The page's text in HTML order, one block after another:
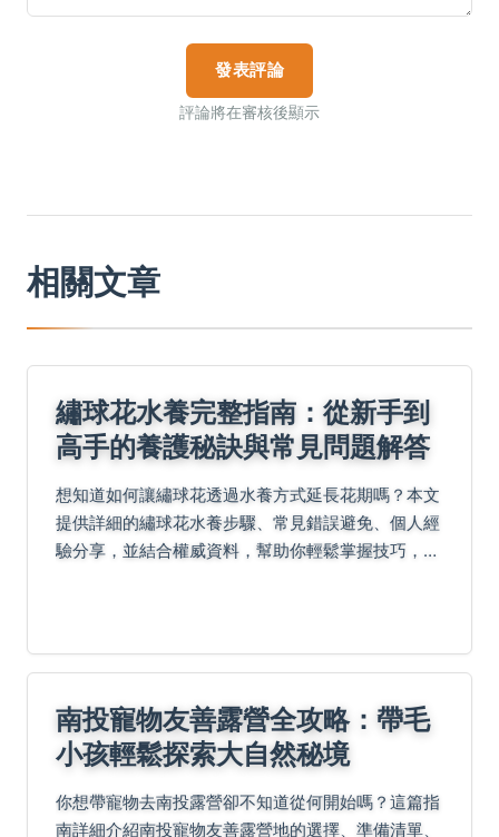
發表評論
評論將在審核後顯示
相關文章
繡球花水養完整指南：從新手到
高手的養護秘訣與常見問題解答
想知道如何讓繡球花透過水養方式延長花期嗎？本文
提供詳細的繡球花水養步驟、常見錯誤避免、個人經
驗分享，並結合權威資料，幫助你輕鬆掌握技巧，讓
南投寵物友善露營全攻略：帶毛
小孩輕鬆探索大自然秘境
你想帶寵物去南投露營卻不知道從何開始嗎？這篇指
南詳細介紹南投寵物友善露營地的選擇、準備清單、